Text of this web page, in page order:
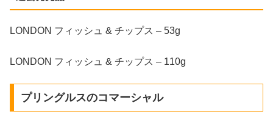
LONDON フィッシュ & チップス – 53g
LONDON フィッシュ & チップス – 110g
プリングルスのコマーシャル